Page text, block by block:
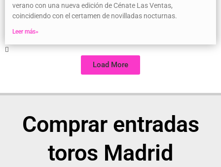
verano con una nueva edición de Cénate Las Ventas,
coincidiendo con el certamen de novilladas nocturnas.
Leer más»
Load More
Comprar entradas
toros Madrid